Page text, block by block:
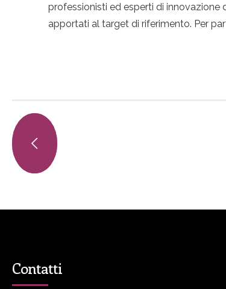
professionisti ed esperti di innovazione
apportati al target di riferimento. Per
Contatti